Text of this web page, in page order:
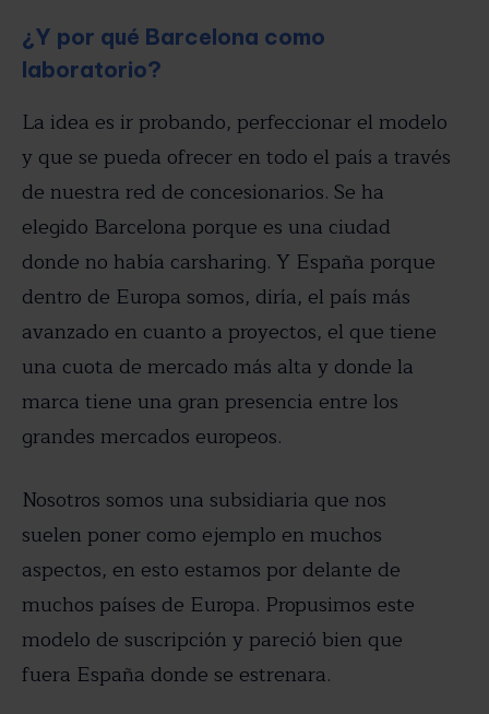
¿Y por qué Barcelona como
laboratorio?
La idea es ir probando, perfeccionar el modelo
y que se pueda ofrecer en todo el país a través
de nuestra red de concesionarios. Se ha
elegido Barcelona porque es una ciudad
donde no había carsharing. Y España porque
dentro de Europa somos, diría, el país más
avanzado en cuanto a proyectos, el que tiene
una cuota de mercado más alta y donde la
marca tiene una gran presencia entre los
grandes mercados europeos.
Nosotros somos una subsidiaria que nos
suelen poner como ejemplo en muchos
aspectos, en esto estamos por delante de
muchos países de Europa. Propusimos este
modelo de suscripción y pareció bien que
fuera España donde se estrenara.